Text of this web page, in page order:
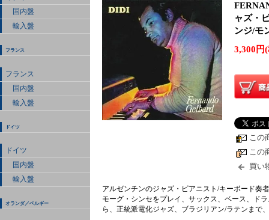
国内盤
輸入盤
フランス
フランス
国内盤
輸入盤
ドイツ
ドイツ
国内盤
輸入盤
オランダ／ベルギー
ャズ・
ンジ/モ
3,300円
この
この
買い
アルゼンチンのジャズ・ピアニスト/キーボード奏
モーグ・シンセをプレイ、サックス、ベース、ド
ら、正統派電化ジャズ、ブラジリアン/ラテンまで